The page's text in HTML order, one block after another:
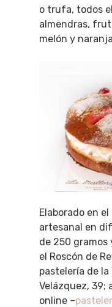
o trufa, todos
almendras,
melón y
Elaborado en
artesanal en
de 250 gramos
el Roscón de
pastelería de la
Velázquez, 39;
online –